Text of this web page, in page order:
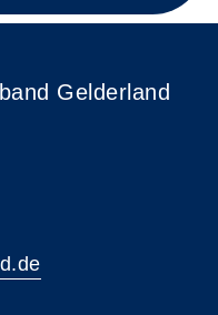
Gelderland